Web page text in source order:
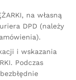
na własną
DPD (należy
i wskazania
Podczas